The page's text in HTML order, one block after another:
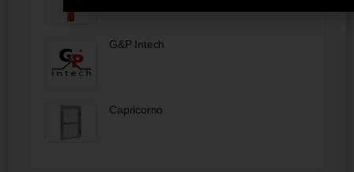
G&P Intech
Capricorno